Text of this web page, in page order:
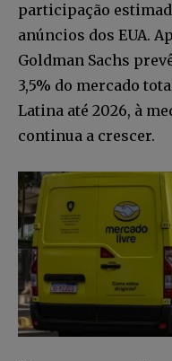
participação
anúncios dos EUA.
Goldman Sachs
3,5% do mercado
Latina até 2026, à
continua a crescer.